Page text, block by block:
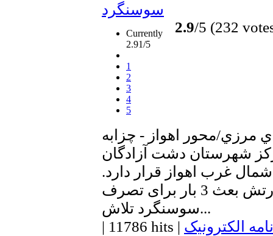
سوسنگرد
Currently
2.91/5
1
2
3
4
5
2.9/5 (232
مرزي/محور اهواز - چزابه
شهرستان دشت آزادگان
شمال غرب اهواز قرار دارد.
در زمان جنگ تحمیلی ارتش بعث 3 بار برای تصرف
سوسنگرد تلاش...
| 11786 hits | الکترونیک